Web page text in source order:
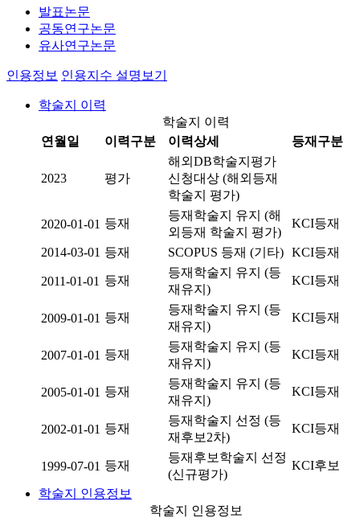
발표논문
공동연구논문
유사연구논문
인용정보 인용지수 설명보기
학술지 이력
학술지 이력
연월일
이력구분 이력상세 등재구분
2023 평가
해외DB학술지평가
신청대상 (해외등재
학술지 평가)
2020-01-01 등재
등재학술지 유지 (해
외등재 학술지 평가)
KCI등재
2014-03-01 등재 SCOPUS 등재 (기타) KCI등재
2011-01-01 등재
등재학술지 유지 (등
재유지)
KCI등재
2009-01-01 등재
등재학술지 유지 (등
재유지)
KCI등재
2007-01-01 등재
등재학술지 유지 (등
재유지)
KCI등재
2005-01-01 등재
등재학술지 유지 (등
재유지)
KCI등재
2002-01-01 등재
등재학술지 선정 (등
재후보2차)
KCI등재
1999-07-01 등재
등재후보학술지 선정
(신규평가)
KCI후보
학술지 인용정보
학술지 인용정보